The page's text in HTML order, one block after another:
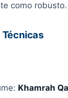
como robusto.
Khamrah